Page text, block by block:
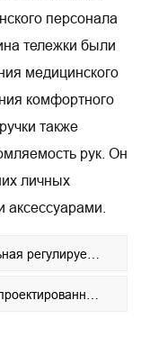
персонала
тележки были
медицинского
комфортного
также
рук. Он
личных